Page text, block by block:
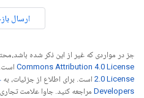
ارسال
جز در مواردی که غیر از این ذکر شده
Commons Attribution 4.0 License است.
2.0 License است. برای اطلاع از جزئیات، به
Developers‏